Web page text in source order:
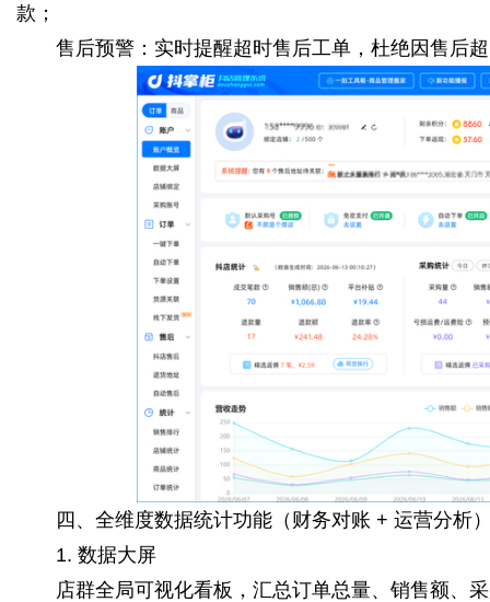
款；
售后预警：实时提醒超时售后工单，杜绝因售后超
四、全维度数据统计功能（财务对账 + 运营分析
1. 数据大屏
店群全局可视化看板，汇总订单总量、销售额、采